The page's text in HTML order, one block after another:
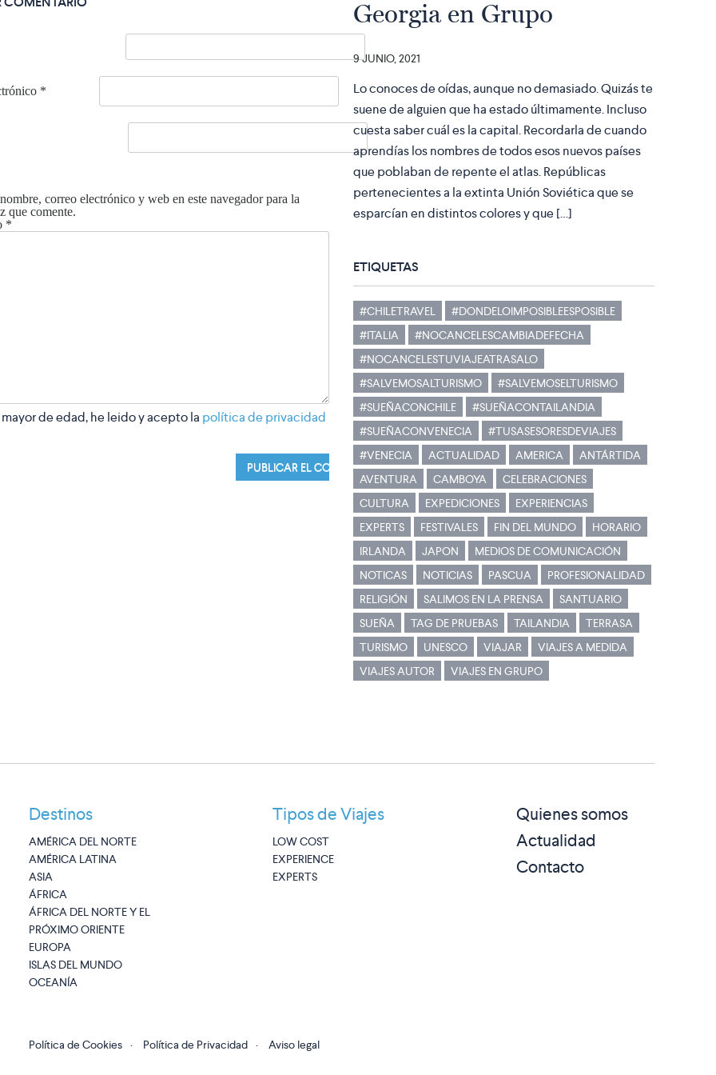
*
correo electrónico y web en este navegador para la
que comente.
*
mayor de edad, he leido y acepto la política de privacidad
Georgia en Grupo
9 JUNIO, 2021
Lo conoces de oídas, aunque no demasiado. Quizás te
suene de alguien que ha estado últimamente. Incluso
cuesta saber cuál es la capital. Recordarla de cuando
aprendías los nombres de todos esos nuevos países
que poblaban de repente el atlas. Repúblicas
pertenecientes a la extinta Unión Soviética que se
esparcían en distintos colores y que […]
ETIQUETAS
#CHILETRAVEL
#DONDELOIMPOSIBLEESPOSIBLE
#ITALIA
#NOCANCELESCAMBIADEFECHA
#NOCANCELESTUVIAJEATRASALO
#SALVEMOSALTURISMO
#SALVEMOSELTURISMO
#SUEÑACONCHILE
#SUEÑACONTAILANDIA
#SUEÑACONVENECIA
#TUSASESORESDEVIAJES
#VENECIA
ACTUALIDAD AMERICA
ANTÁRTIDA
AVENTURA
CAMBOYA
CELEBRACIONES
CULTURA
EXPEDICIONES
EXPERIENCIAS
EXPERTS
FESTIVALES FIN DEL MUNDO
HORARIO
IRLANDA
JAPON
MEDIOS DE COMUNICACIÓN
NOTICAS
NOTICIAS PASCUA
PROFESIONALIDAD
RELIGIÓN
SALIMOS EN LA PRENSA
SANTUARIO
SUEÑA
TAG DE PRUEBAS TAILANDIA
TERRASA
TURISMO
UNESCO VIAJAR
VIAJES A MEDIDA
VIAJES AUTOR
VIAJES EN GRUPO
Destinos
AMÉRICA DEL NORTE
AMÉRICA LATINA
ASIA
ÁFRICA
ÁFRICA DEL NORTE Y EL
PRÓXIMO ORIENTE
EUROPA
ISLAS DEL MUNDO
OCEANÍA
Tipos de Viajes
LOW COST
EXPERIENCE
EXPERTS
Quienes somos
Actualidad
Contacto
Política de Cookies · Política de Privacidad · Aviso legal